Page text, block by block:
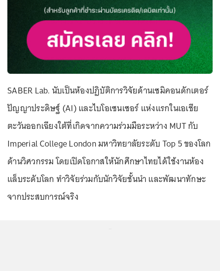
SABER Lab. นับเป็นห้องปฏิบัติการวิจัยด้านเซมิคอนดักเตอร์
ปัญญาประดิษฐ์ (AI) และไบโอเซนเซอร์ แห่งแรกในเอเชีย
ตะวันออกเฉียงใต้ที่เกิดจากความร่วมมือระหว่าง MUT กับ
Imperial College London มหาวิทยาลัยระดับ Top 5 ของโลก
ด้านวิศวกรรม โดยเปิดโอกาสให้นักศึกษาไทยได้ใช้งานห้อง
แล็บระดับโลก ทำวิจัยร่วมกับนักวิจัยชั้นนำ และพัฒนาทักษะ
จากประสบการณ์จริง